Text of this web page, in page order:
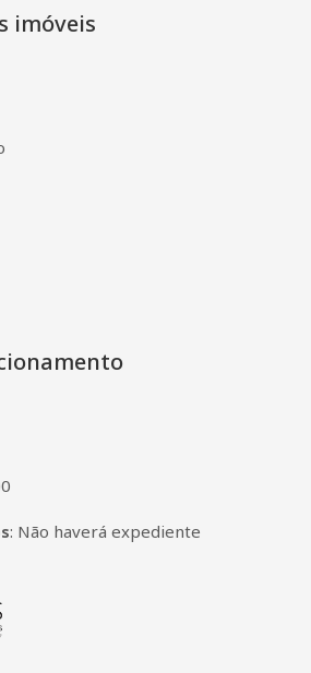
imóveis
: Não haverá expediente